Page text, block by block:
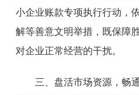
小企业账款专项执行行动，
解等善意文明举措，既保障
对企业正常经营的干扰。
三、盘活市场资源，畅